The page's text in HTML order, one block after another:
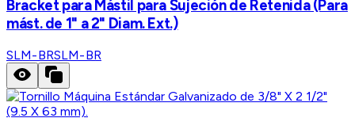
Bracket para Mástil para Sujeción de Retenida (Para
mást. de 1" a 2" Diam. Ext.)
SLM-BRSLM-BR